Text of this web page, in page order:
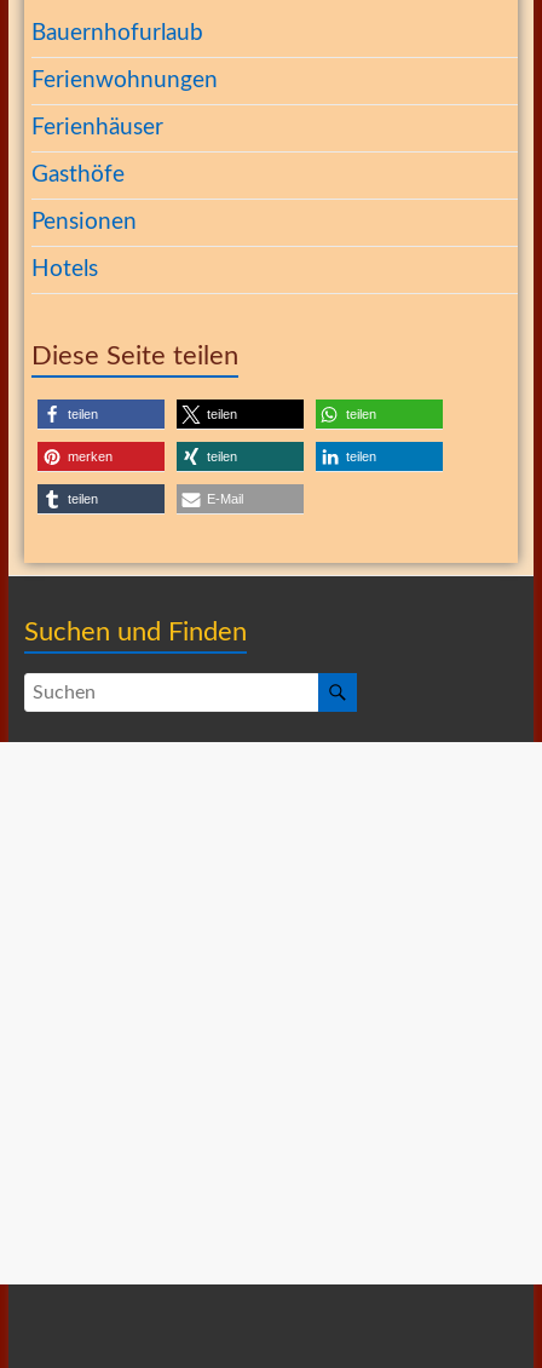
Bauernhofurlaub
Ferienwohnungen
Ferienhäuser
Gasthöfe
Pensionen
Hotels
Diese Seite teilen
teilen teilen teilen
merken teilen teilen
teilen E-Mail
Suchen und Finden